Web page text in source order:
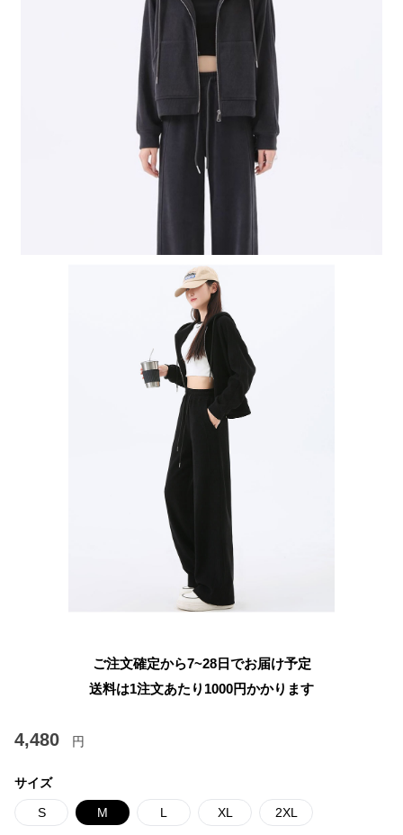
ご注文確定から7~28日でお届け予定
送料は1注文あたり 1000円かかります
4,480 円
サイズ
S M L XL 2XL